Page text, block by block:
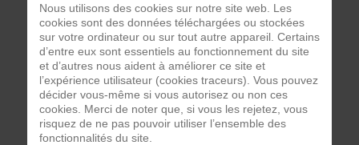
Nous utilisons des cookies sur notre site web. Les
cookies sont des données téléchargées ou stockées
sur votre ordinateur ou sur tout autre appareil. Certains
d’entre eux sont essentiels au fonctionnement du site
et d’autres nous aident à améliorer ce site et
l’expérience utilisateur (cookies traceurs). Vous pouvez
décider vous-même si vous autorisez ou non ces
cookies. Merci de noter que, si vous les rejetez, vous
risquez de ne pas pouvoir utiliser l’ensemble des
fonctionnalités du site.